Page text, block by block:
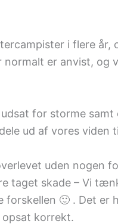
i flere år,
normalt er anvist, og
for storme samt
ud af vores viden
uden nogen
taget skade – Vi
forskellen 🙂 . Det
korrekt.